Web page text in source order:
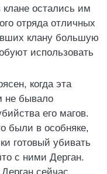
остались им
отряда отличных
клану большую
использовать
когда эта
не бывало
его магов.
были в особняке,
готовый убивать
с ними Дерган.